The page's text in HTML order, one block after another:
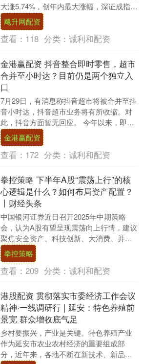
大涨5.74%，创年内最大涨幅，深证成指、
科创50等股指也均出现较大波动。市场
周....
飚升网配资
查看： 118 分类： 诚利和配资
金港赢配资 抖音整合即时零售，超市
合并至小时达？目前仍是两个独立入
口
7月29日，有消息称抖音超市将被合并至抖
音小时达，抖音超市业务将有所收缩。对
此，抖音方面暂无回应。 今年以来，即时
零售成为了各大头部互联网争相抢夺的战
略高地，无....
金港赢配资
查看： 172 分类： 诚利和配资
拳控策略 下半年A股“震荡上行”的核
心逻辑是什么？如何布局资产配置？
丨财经头条
中国银河证券近日召开2025年中期策略
会，认为A股有望呈现震荡向上行情，建议
聚焦安全资产、科技创新、大消费、并购
重组四大主题。下半年A股“震荡上行&....
拳控策略
查看： 209 分类： 诚利和配资
港股配资 贯彻落实市委经济工作会议
精神·一线调研行 | 延安：特色养殖前
景宽 群众增收底气足
乡村要振兴，产业是关键。特色养殖产业
作为延安市农业农村经济的重要组成部
分，近年来，各地不断在新技术、新品种